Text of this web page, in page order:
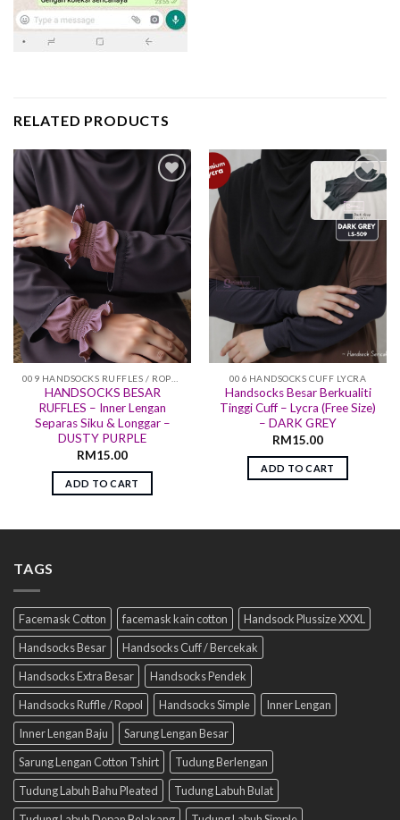
RELATED PRODUCTS
wishlist
HANDSOCKS BESAR
RUFFLES – Inner Lengan
Separas Siku & Longgar –
DUSTY PURPLE
RM15.00
ADD TO CART
Add to
wishlist
006 HANDSOCKS CUFF LYCRA
Handsocks Besar Berkualiti
Tinggi Cuff – Lycra (Free Size)
– DARK GREY
RM15.00
ADD TO CART
TAGS
Facemask Cotton facemask kain cotton
Handsock Plussize XXXL
Handsocks Besar
Handsocks Cuff / Bercekak
Handsocks Extra Besar
Handsocks Pendek
Handsocks Ruffle / Ropol
Handsocks Simple
Inner Lengan
Inner Lengan Baju
Sarung Lengan Besar
Sarung Lengan Cotton Tshirt
Tudung Berlengan
Tudung Labuh Bahu Pleated
Tudung Labuh Bulat